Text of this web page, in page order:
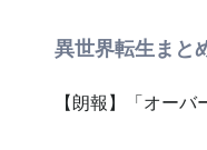
異世界転生まと
【朗報】「オー